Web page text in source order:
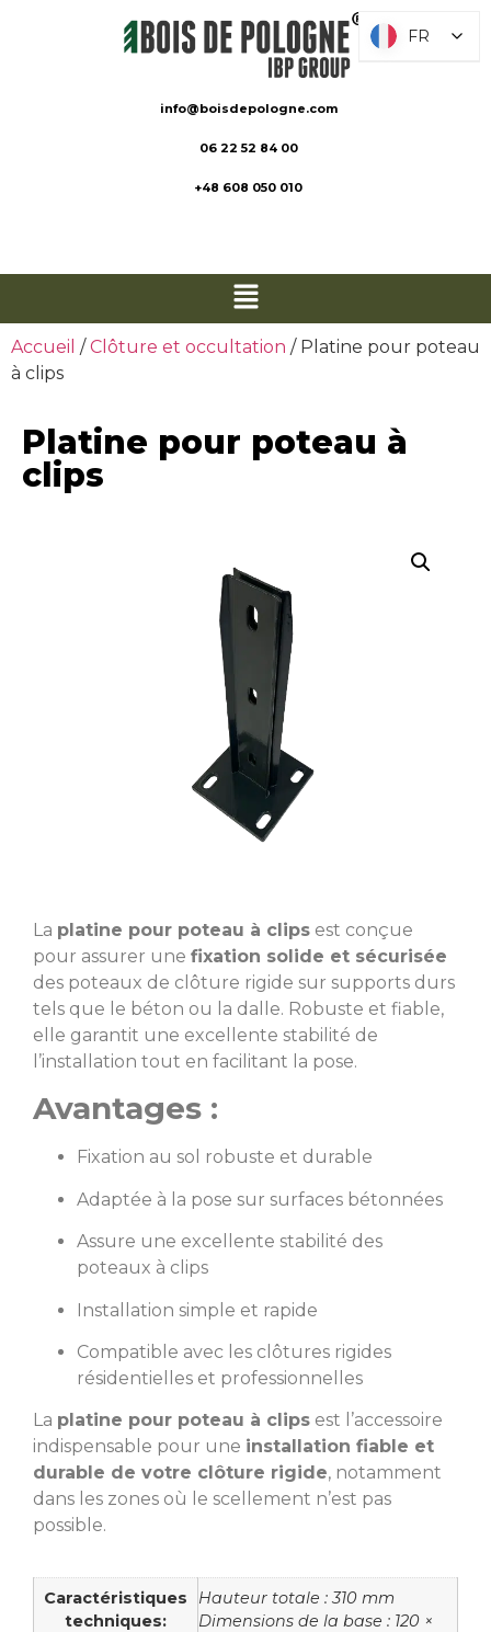
info@boisdepologne.com
06 22 52 84 00
+48 608 050 010
Accueil /Clôture et occultation / Platine pour poteau
à clips
Platine pour poteau à
clips
La platine pour poteau à clips est conçue
pour assurer une fixation solide et sécurisée
des poteaux de clôture rigide sur supports durs
tels que le béton ou la dalle. Robuste et fiable,
elle garantit une excellente stabilité de
l’installation tout en facilitant la pose.
Avantages :
Fixation au sol robuste et durable
Adaptée à la pose sur surfaces bétonnées
Assure une excellente stabilité des
poteaux à clips
Installation simple et rapide
Compatible avec les clôtures rigides
résidentielles et professionnelles
La platine pour poteau à clips est l’accessoire
indispensable pour une installation fiable et
durable de votre clôture rigide, notamment
dans les zones où le scellement n’est pas
possible.
Caractéristiques
techniques:
Hauteur totale : 310 mm
Dimensions de la base : 120 ×
FR
FR